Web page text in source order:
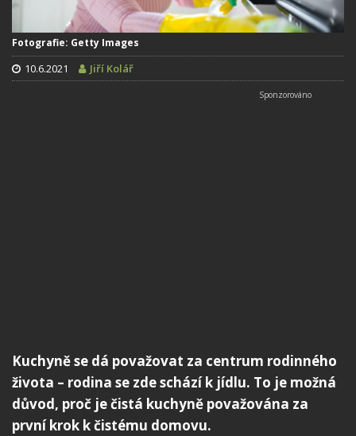
Fotografie: Getty Images
10.6.2021 Jiří Kolář
Kuchyně se dá považovat za centrum rodinného
života – rodina se zde schází k jídlu. To je možná
důvod, proč je čistá kuchyně považována za
první krok k čistému domovu.